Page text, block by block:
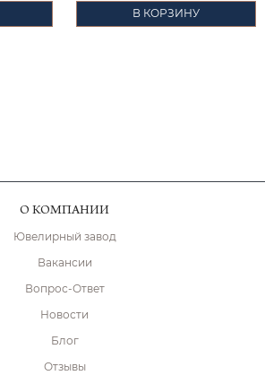
В КОРЗИНУ
О КОМПАНИИ
Ювелирный завод
Вакансии
Вопрос-Ответ
Новости
Блог
Отзывы